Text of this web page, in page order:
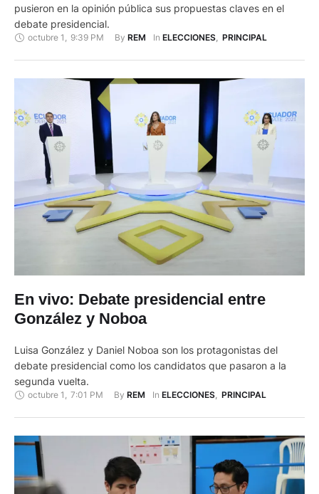
pusieron en la opinión pública sus propuestas claves en el
debate presidencial.
octubre 1 9:39 PM By REM In ELECCIONES, PRINCIPAL
En vivo: Debate presidencial entre
González y Noboa
Luisa González y Daniel Noboa son los protagonistas del
debate presidencial como los candidatos que pasaron a la
segunda vuelta.
octubre 1 7:01 PM By REM In ELECCIONES, PRINCIPAL